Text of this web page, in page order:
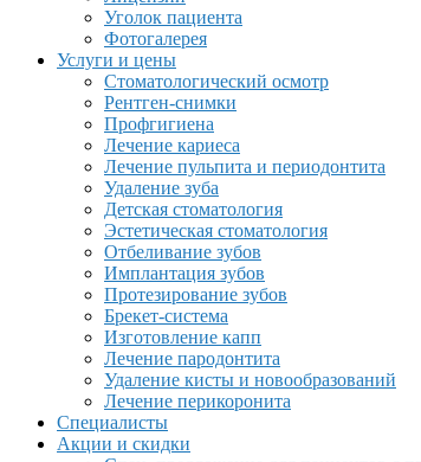
Уголок пациента
Фотогалерея
Услуги и цены
Стоматологический осмотр
Рентген-снимки
Профгигиена
Лечение кариеса
Лечение пульпита и периодонтита
Удаление зуба
Детская стоматология
Эстетическая стоматология
Отбеливание зубов
Имплантация зубов
Протезирование зубов
Брекет-система
Изготовление капп
Лечение пародонтита
Удаление кисты и новообразований
Лечение перикоронита
Специалисты
Акции и скидки